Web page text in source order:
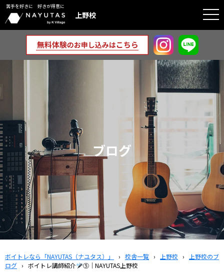
苦手を好きに 好きが得意に
上野校
ブログ
ボイトレなら「NAYUTAS（ナユタス）」 › 校舎一覧 › 上野校 ›
上野校のブ
ログ › ボイトレ講師紹介 ⑤｜NAYUTAS上野校